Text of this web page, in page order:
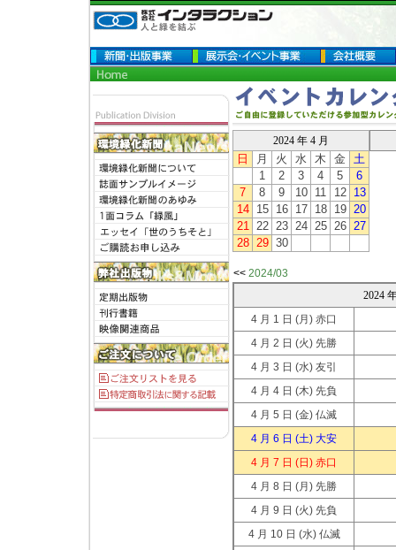
2024 年 4 月
日 月 火 水 木 金
土
1
2 3 4 5
6
7
8 9 10 11 12
13
14
15 16 17 18 19 20
21 22 23 24 25 26 27
28 29 30
<< 2024/03
2024
4 月 1 日 (月) 赤口
4 月 2 日 (火) 先勝
4 月 3 日 (水) 友引
4 月 4 日 (木) 先負
4 月 5 日 (金) 仏滅
4 月 6 日 (土) 大安
4 月 7 日 (日) 赤口
4 月 8 日 (月) 先勝
4 月 9 日 (火) 先負
4 月 10 日 (水) 仏滅